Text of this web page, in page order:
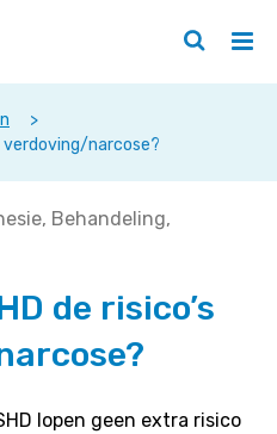
/
Zoeken
/
>
verdoving/narcose?
Behandeling
de risico’s
lopen geen extra risico